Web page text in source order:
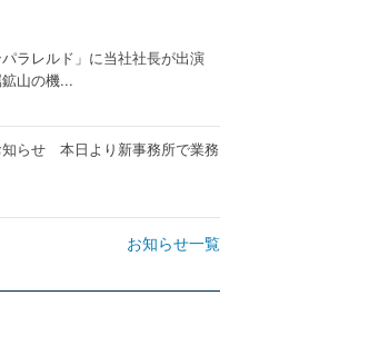
ラレルド」に当社社長が出演
山の機...
らせ 本日より新事務所で業務
お知らせ一覧